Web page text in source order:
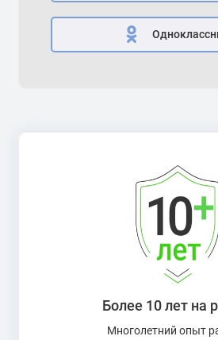
Более 10 лет на
Многолетний опыт